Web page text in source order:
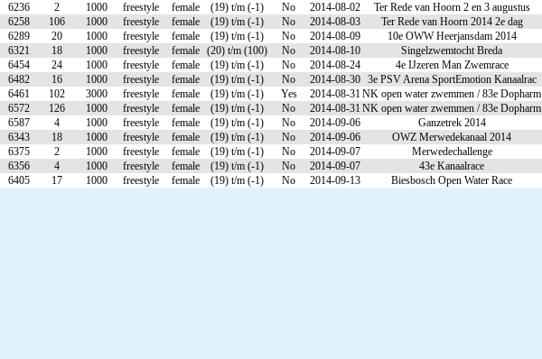
6236
2 1000 freestyle female (19) t/m (-1) No 2014-08-02 Ter Rede van Hoorn 2 en 3 augustus
6258
106 1000 freestyle female (19) t/m (-1) No 2014-08-03 Ter Rede van Hoorn 2014 2e dag
6289
20 1000 freestyle female (19) t/m (-1) No 2014-08-09 10e OWW Heerjansdam 2014
6321
18 1000 freestyle female (20) t/m (100) No 2014-08-10 Singelzwemtocht Breda
6454
24 1000 freestyle female (19) t/m (-1) No 2014-08-24 4e IJzeren Man Zwemrace
6482
16 1000 freestyle female (19) t/m (-1) No 2014-08-30 3e PSV Arena SportEmotion Kanaalrac
6461
102 3000 freestyle female (19) t/m (-1) Yes 2014-08-31NK open water zwemmen / 83e Dopharm
6572
126 1000 freestyle female (19) t/m (-1) No 2014-08-31 NK open water zwemmen / 83e Dopharm
6587
4 1000 freestyle female (19) t/m (-1) No 2014-09-06 Ganzetrek 2014
6343
18 1000 freestyle female (19) t/m (-1) No 2014-09-06 OWZ Merwedekanaal 2014
6375
2 1000 freestyle female (19) t/m (-1) No 2014-09-07 Merwedechallenge
6356
4 1000 freestyle female (19) t/m (-1) No 2014-09-07 43e Kanaalrace
6405
17 1000 freestyle female (19) t/m (-1) No 2014-09-13 Biesbosch Open Water Race